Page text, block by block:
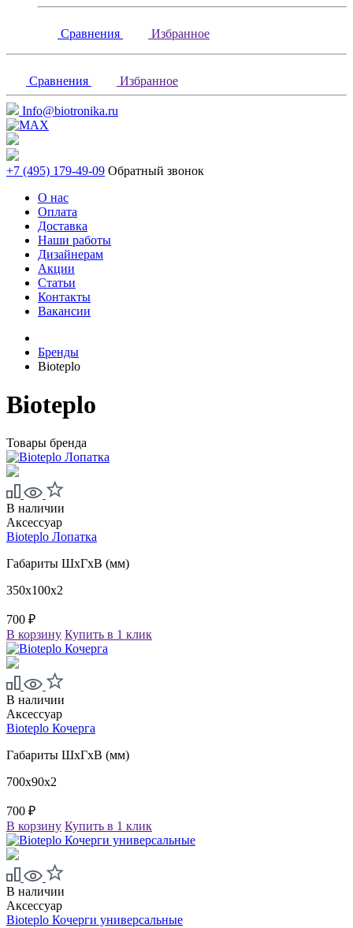
Сравнения Избранное
Сравнения Избранное
Info@biotronika.ru
+7 (495) 179-49-09 Обратный звонок
О нас
Оплата
Доставка
Наши работы
Дизайнерам
Акции
Статьи
Контакты
Вакансии
Бренды
Bioteplo
Bioteplo
Товары бренда
В наличии
Аксессуар
Bioteplo Лопатка
Габариты ШxГxВ (мм)
350x100x2
700 ₽
В корзину Купить в 1 клик
В наличии
Аксессуар
Bioteplo Кочерга
Габариты ШxГxВ (мм)
700x90x2
700 ₽
В корзину Купить в 1 клик
В наличии
Аксессуар
Bioteplo Кочерги универсальные